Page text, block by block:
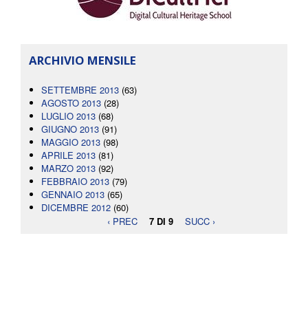
ARCHIVIO MENSILE
SETTEMBRE 2013 (63)
AGOSTO 2013 (28)
LUGLIO 2013 (68)
GIUGNO 2013 (91)
MAGGIO 2013 (98)
APRILE 2013 (81)
MARZO 2013 (92)
FEBBRAIO 2013 (79)
GENNAIO 2013 (65)
DICEMBRE 2012 (60)
‹ PREC
7 DI 9 SUCC ›